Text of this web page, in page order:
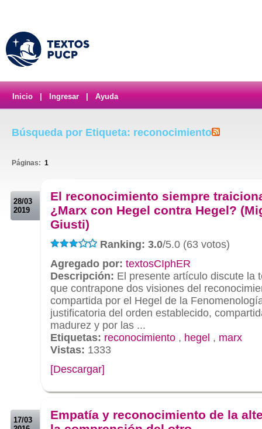
Inicio Ingresar Ayuda
Búsqueda por Etiqueta: reconocimiento
Páginas: 1
28/03
2019
El reconocimiento siempre
¿Marx con Hegel contra Hegel?
Giusti)
Ranking: 3.0/5.0 (63 votos)
Agregado por: textosCIphER
Descripción: El presente artículo discute la
que contrapone dos visiones del
compartida por el Hegel de la
justificatoria del orden establecido,
madurez y por las ...
Etiquetas: reconocimiento , hegel , marx
Vistas: 1333
[Descargar]
17/03
Empatía y reconocimiento de la